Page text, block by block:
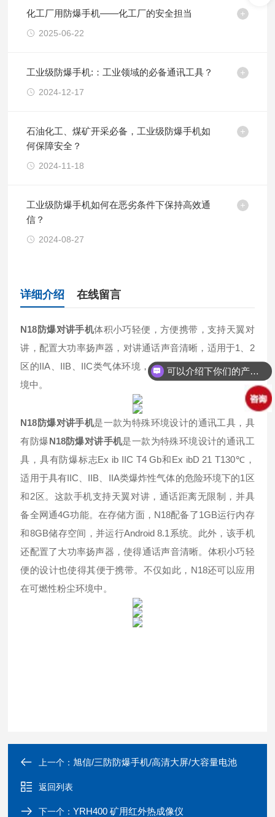
化工厂用防爆手机——化工厂的安全担当
2025-06-22
工业级防爆手机:：工业领域的必备通讯工具？
2024-12-17
石油化工、煤矿开采必备，工业级防爆手机如
何保障安全？
2024-11-18
工业级防爆手机如何在恶劣条件下保持高效通
信？
2024-08-27
详细介绍 在线留言
N18防爆对讲手机体积小巧轻便，方便携带，支持天翼对
讲，配置大功率扬声器，对讲通话声音清晰，适用于1、2
区的IIA、IIB、IIC类气体环境，也可使用在可燃性粉尘环
境中。
N18防爆对讲手机是一款为特殊环境设计的通讯工具，具
有防爆N18防爆对讲手机是一款为特殊环境设计的通讯工
具，具有防爆标志Ex ib IIC T4 Gb和Ex ibD 21 T130℃，
适用于具有IIC、IIB、IIA类爆炸性气体的危险环境下的1区
和2区。这款手机支持天翼对讲，通话距离无限制，并具
备全网通4G功能。在存储方面，N18配备了1GB运行内存
和8GB储存空间，并运行Android 8.1系统。此外，该手机
还配置了大功率扬声器，使得通话声音清晰。体积小巧轻
便的设计也使得其便于携带。不仅如此，N18还可以应用
在可燃性粉尘环境中。
上一个： 旭信/三防防爆手机/高清大屏/大容量电池
返回列表
下一个：YRH400 矿用红外热成像仪
可以介绍下你们的产品么？